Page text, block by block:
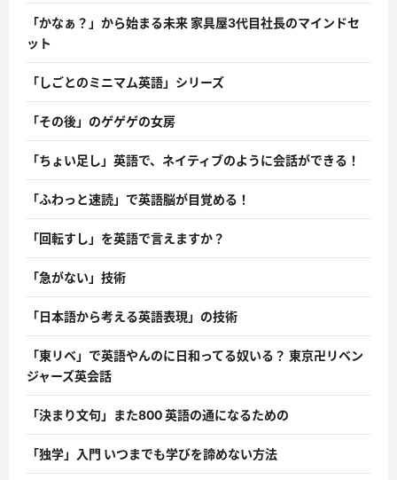
「かなぁ？」から始まる未来 家具屋3代目社長のマインドセ
ット
「しごとのミニマム英語」シリーズ
「その後」のゲゲゲの女房
「ちょい足し」英語で、ネイティブのように会話ができる！
「ふわっと速読」で英語脳が目覚める！
「回転すし」を英語で言えますか？
「急がない」技術
「日本語から考える英語表現」の技術
「東リベ」で英語やんのに日和ってる奴いる？ 東京卍リベン
ジャーズ英会話
「決まり文句」また800 英語の通になるための
「独学」入門 いつまでも学びを諦めない方法